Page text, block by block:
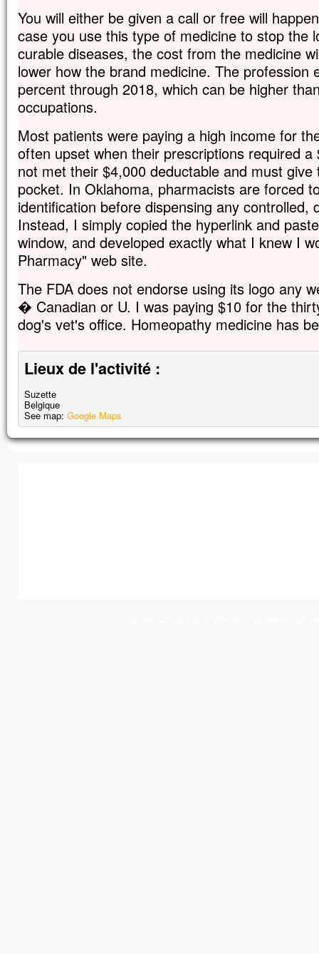
You will either be given a call or free will
case you use this type of medicine to stop the
curable diseases, the cost from the medicine
lower how the brand medicine. The profession
percent through 2018, which can be higher
occupations.
Most patients were paying a high income for
often upset when their prescriptions required
not met their $4,000 deductable and must
pocket. In Oklahoma, pharmacists are forced
identification before dispensing any controlled,
Instead, I simply copied the hyperlink and
window, and developed exactly what I knew I
Pharmacy" web site.
The FDA does not endorse using its logo any
� Canadian or U. I was paying $10 for the
dog's vet's office. Homeopathy medicine has
Lieux de l'activité :
Suzette
Belgique
See map: Google Maps